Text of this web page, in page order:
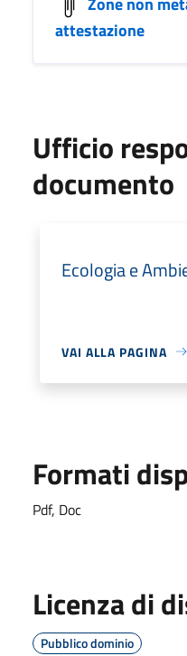
attestazione
Ufficio
documento
Ecologia e
VAI ALLA PAGINA
Formati
Pdf, Doc
Licenza di
Pubblico dominio